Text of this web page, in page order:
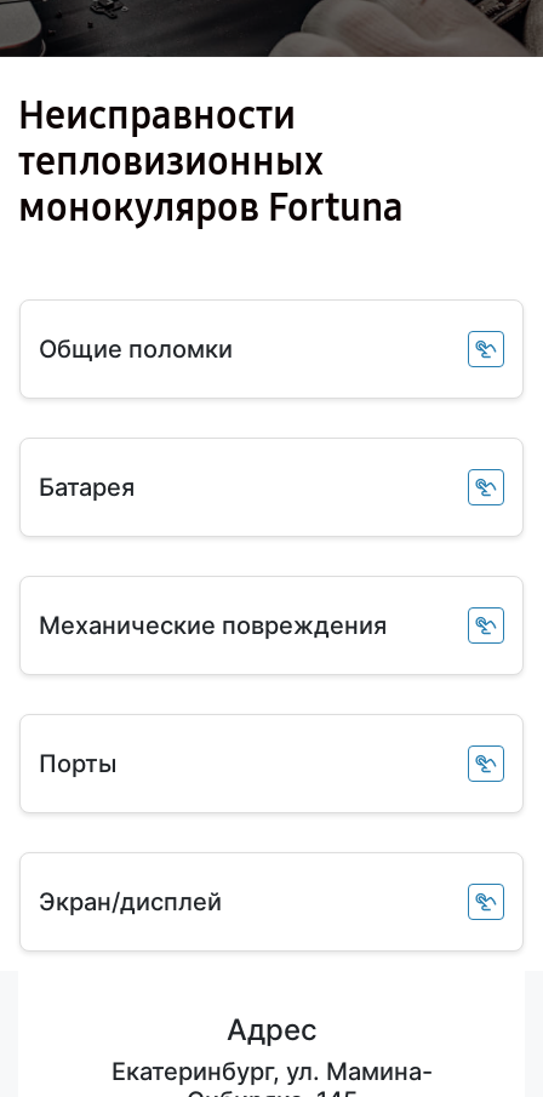
Неисправности
тепловизионных
монокуляров Fortuna
Общие поломки
Батарея
Механические повреждения
Порты
Экран/дисплей
Адрес
Екатеринбург, ул. Мамина-